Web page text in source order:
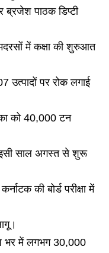
ब्रजेश पाठक डिप्टी
मदरसों में कक्षा की शुरुआत
पर रोक लगाई
को 40,000 टन
इसी साल अगस्त से शुरू
की बोर्ड परीक्षा में
भर में लगभग 30,000